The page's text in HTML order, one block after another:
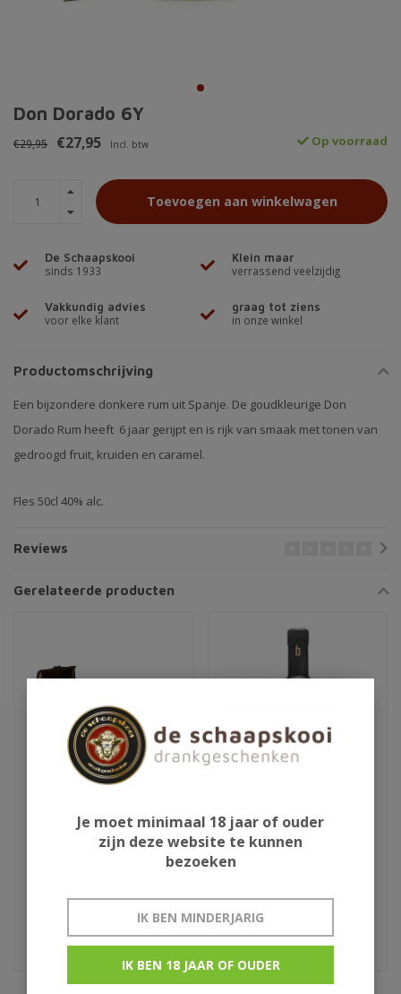
Don Dorado 6Y
€29,95 €27,95 Incl. btw Op voorraad
Toevoegen aan winkelwagen
De Schaapskooi
sinds 1933
Klein maar
verrassend veelzijdig
Vakkundig advies
voor elke klant
graag tot ziens
in onze winkel
Productomschrijving
Een bijzondere donkere rum uit Spanje. De goudkleurige Don
Dorado Rum heeft 6 jaar gerijpt en is rijk van smaak met tonen van
gedroogd fruit, kruiden en caramel.
Fles 50cl 40% alc.
Reviews
Gerelateerde producten
Ron de Cuba Isla del
€399,00
Blackwell 007
€40,95
Jamaica rum
Je moet minimaal 18 jaar of ouder
zijn deze website te kunnen
bezoeken
IK BEN MINDERJARIG
IK BEN 18 JAAR OF OUDER